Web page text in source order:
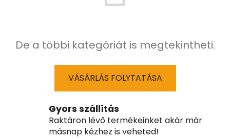
De a többi kategóriát is megtekintheti.
VÁSÁRLÁS FOLYTATÁSA
Gyors szállítás
Raktáron lévő termékeinket akár már
másnap kézhez is veheted!